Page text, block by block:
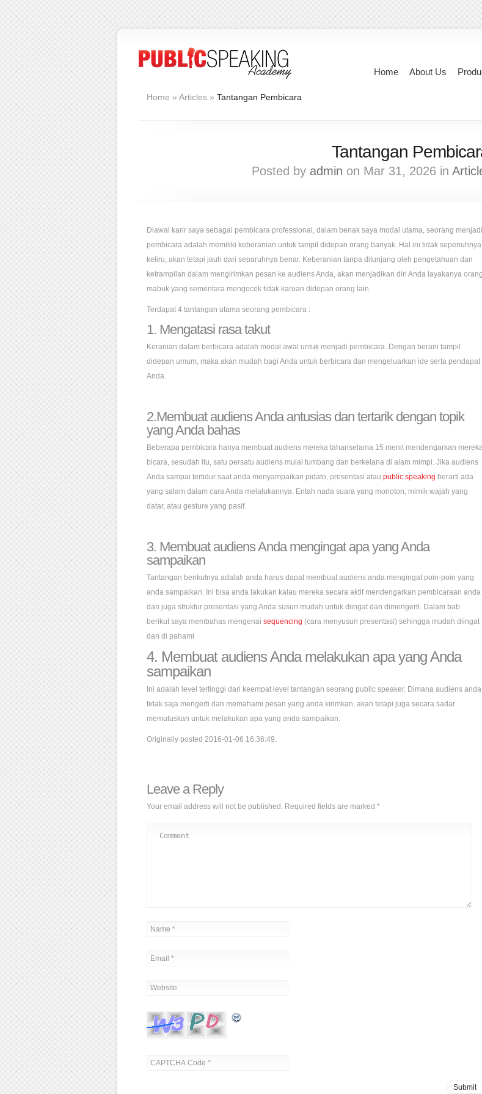
Home About Us
Home » Articles » Tantangan Pembicara
Tantangan
Posted by admin on Mar 31, 2026 in
Diawal karir saya sebagai pembicara professional, dalam benak saya modal utama, seorang menjadi
pembicara adalah memiliki keberanian untuk tampil didepan orang banyak. Hal ini tidak sepenuhnya
keliru, akan tetapi jauh dari separuhnya benar. Keberanian tanpa ditunjang oleh pengetahuan dan
ketrampilan dalam mengirimkan pesan ke audiens Anda, akan menjadikan diri Anda layakanya orang
mabuk yang sementara mengocek tidak karuan didepan orang lain.
Terdapat 4 tantangan utama seorang pembicara :
1. Mengatasi rasa takut
Keranian dalam berbicara adalah modal awal untuk menjadi pembicara. Dengan berani tampil
didepan umum, maka akan mudah bagi Anda untuk berbicara dan mengeluarkan ide serta pendapat
Anda.
2.Membuat audiens Anda antusias dan tertarik dengan topik
yang Anda bahas
Beberapa pembicara hanya membuat audiens mereka tahanselama 15 menit mendengarkan
bicara, sesudah itu, satu persatu audiens mulai tumbang dan berkelana di alam mimpi. Jika audiens
Anda sampai tertidur saat anda menyampaikan pidato, presentasi atau public speaking berarti ada
yang salam dalam cara Anda melalukannya. Entah nada suara yang monoton, mimik wajah yang
datar, atau gesture yang pasif.
3. Membuat audiens Anda mengingat apa yang Anda
sampaikan
Tantangan berikutnya adalah anda harus dapat membuat audiens anda mengingat poin-poin yang
anda sampaikan. Ini bisa anda lakukan kalau mereka secara aktif mendengarkan pembicaraan anda
dan juga struktur presentasi yang Anda susun mudah untuk diingat dan dimengerti. Dalam bab
berikut saya membahas mengenai sequencing (cara menyusun presentasi) sehingga mudah diingat
dan di pahami
4. Membuat audiens Anda melakukan apa yang Anda
sampaikan
Ini adalah level tertinggi dari keempat level tantangan seorang public speaker. Dimana audiens anda
tidak saja mengerti dan memahami pesan yang anda kirimkan, akan tetapi juga secara sadar
memutuskan untuk melakukan apa yang anda sampaikan.
Originally posted 2016-01-06 16:36:49.
Leave a Reply
Your email address will not be published. Required fields are marked *